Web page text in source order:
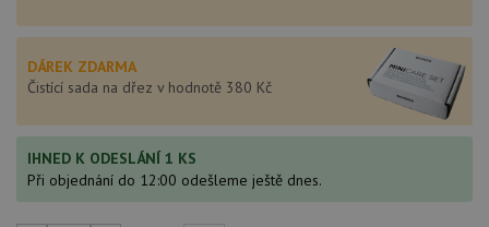
DÁREK ZDARMA
Čistící sada na dřez v hodnotě 380 Kč
IHNED K ODESLÁNÍ 1 KS
Při objednání do 12:00 odešleme ještě dnes.